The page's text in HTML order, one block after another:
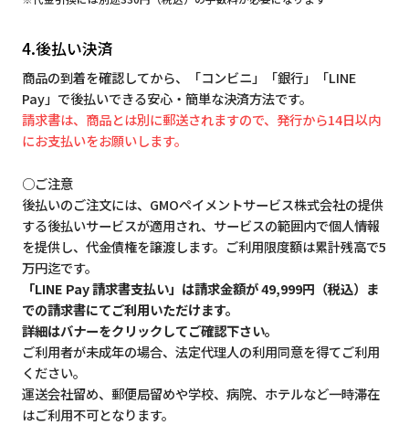
4.後払い決済
商品の到着を確認してから、「コンビニ」「銀行」「LINE
Pay」で後払いできる安心・簡単な決済方法です。
請求書は、商品とは別に郵送されますので、発行から14日以内
にお支払いをお願いします。
○ご注意
後払いのご注文には、GMOペイメントサービス株式会社の提供
する後払いサービスが適用され、サービスの範囲内で個人情報
を提供し、代金債権を譲渡します。ご利用限度額は累計残高で5
万円迄です。
「LINE Pay 請求書支払い」は請求金額が 49,999円（税込）ま
での請求書にてご利用いただけます。
詳細はバナーをクリックしてご確認下さい。
ご利用者が未成年の場合、法定代理人の利用同意を得てご利用
ください。
運送会社留め、郵便局留めや学校、病院、ホテルなど一時滞在
はご利用不可となります。